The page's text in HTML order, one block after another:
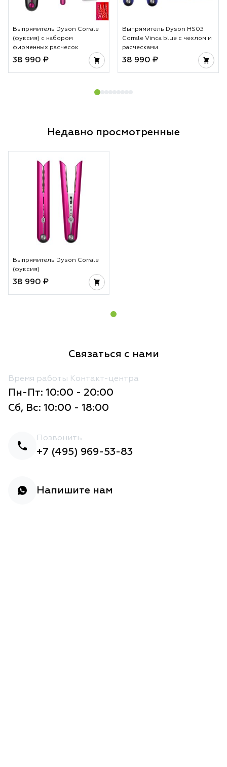
Выпрямитель Dyson Corrale
(фуксия) с набором
фирменных расчесок
38 990 ₽
Выпрямитель Dyson HS03
Corrale Vinca blue с чехлом и
расческами
38 990 ₽
Недавно просмотренные
Выпрямитель Dyson Corrale
(фуксия)
38 990 ₽
Связаться с нами
Время работы Контакт-центра
Пн-Пт: 10:00 - 20:00
Сб, Вс: 10:00 - 18:00
Позвонить
+7 (495) 969-53-83
Напишите нам